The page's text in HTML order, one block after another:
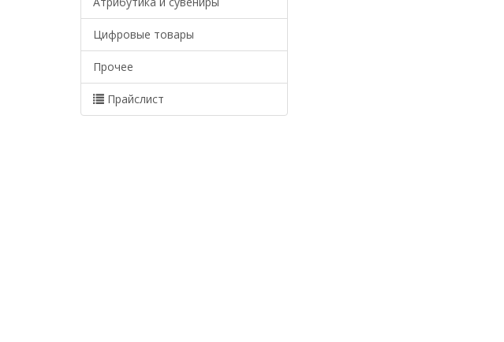
Цифровые товары
Прочее
Прайслист